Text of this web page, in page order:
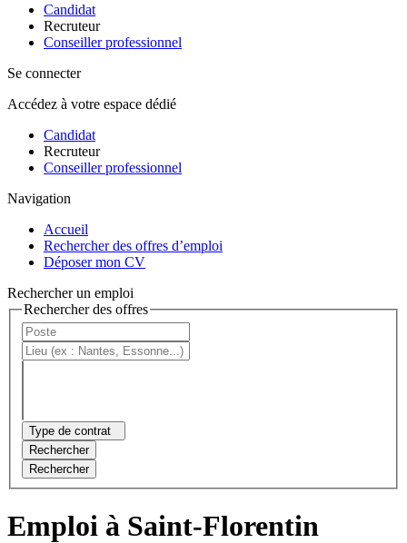
Candidat
Recruteur
Conseiller professionnel
Se connecter
Accédez à votre espace dédié
Candidat
Recruteur
Conseiller professionnel
Navigation
Accueil
Rechercher des offres d’emploi
Déposer mon CV
Rechercher un emploi
Rechercher des offres
Type de contrat
Rechercher
Rechercher
Emploi à Saint-Florentin